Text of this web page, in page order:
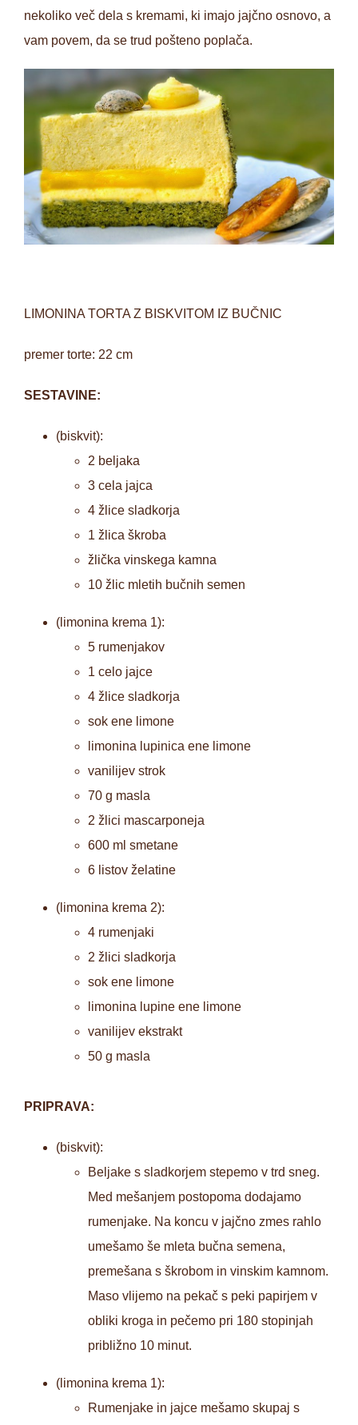
nekoliko več dela s kremami, ki imajo jajčno osnovo, a
vam povem, da se trud pošteno poplača.
LIMONINA TORTA Z BISKVITOM IZ BUČNIC
premer torte: 22 cm
SESTAVINE:
(biskvit):
2 beljaka
3 cela jajca
4 žlice sladkorja
1 žlica škroba
žlička vinskega kamna
10 žlic mletih bučnih semen
(limonina krema 1):
5 rumenjakov
1 celo jajce
4 žlice sladkorja
sok ene limone
limonina lupinica ene limone
vanilijev strok
70 g masla
2 žlici mascarponeja
600 ml smetane
6 listov želatine
(limonina krema 2):
4 rumenjaki
2 žlici sladkorja
sok ene limone
limonina lupine ene limone
vanilijev ekstrakt
50 g masla
PRIPRAVA:
(biskvit):
Beljake s sladkorjem stepemo v trd sneg.
Med mešanjem postopoma dodajamo
rumenjake. Na koncu v jajčno zmes rahlo
umešamo še mleta bučna semena,
premešana s škrobom in vinskim kamnom.
Maso vlijemo na pekač s peki papirjem v
obliki kroga in pečemo pri 180 stopinjah
približno 10 minut.
(limonina krema 1):
Rumenjake in jajce mešamo skupaj s